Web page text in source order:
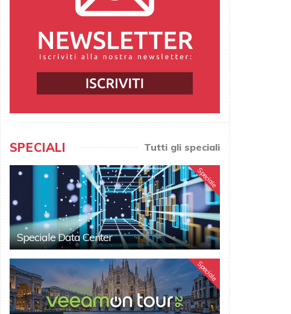
SPECIALI Tutti gli speciali
Speciale
Speciale Data Center
Speciale